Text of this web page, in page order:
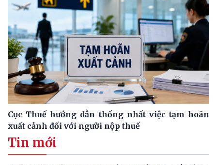
Cục Thuế hướng dẫn thống nhất việc tạm hoãn
xuất cảnh đối với người nộp thuế
Tin mới